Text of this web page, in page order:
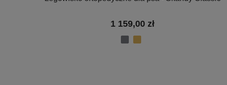
1 159,00 zł